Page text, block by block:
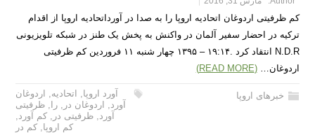
کم ظرفیتی اردوغان اتحادیه اروپا را به صدا در آورداتحادیه اروپا از اقدام
ترکیه در احضار سفیر آلمان در واکنش به پخش یک طنز در شبکه تلویزیونی
N.D.R انتقاد کرد .۱۹:۱۴ – ۱۳۹۵ چهار شنبه ۱۱ فروردین کم ظرفیتی
اردوغان…(READ MORE)
خبرهای اروپا آورد اروپا, اتحادیه, اردوغان
آورد, اردوغان در , را , ظرفیتی
آورد, ظرفیتی در , کم آورد,
کم اروپا, کم در